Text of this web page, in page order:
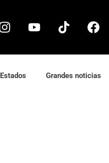
Estados Grandes noticias